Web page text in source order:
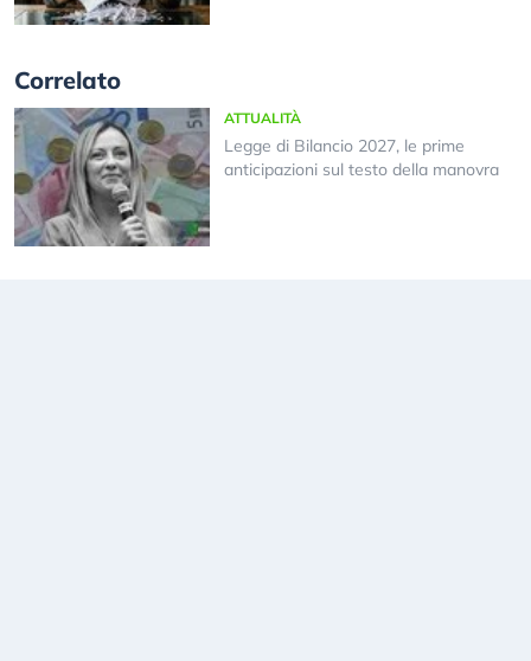
Correlato
ATTUALITÀ
Legge di Bilancio 2027, le prime
anticipazioni sul testo della manovra